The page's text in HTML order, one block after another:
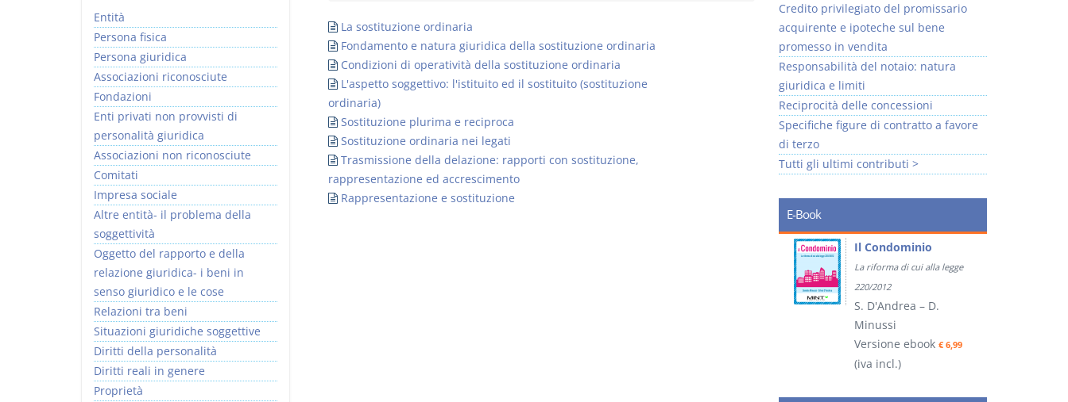
La sostituzione ordinaria
Fondamento e natura giuridica della sostituzione ordinaria
Condizioni di operatività della sostituzione ordinaria
L'aspetto soggettivo: l'istituito ed il sostituito (sostituzione
ordinaria)
Sostituzione plurima e reciproca
Sostituzione ordinaria nei legati
Trasmissione della delazione: rapporti con sostituzione,
rappresentazione ed accrescimento
Rappresentazione e sostituzione
Entità
Persona fisica
Persona giuridica
Associazioni riconosciute
Fondazioni
Enti privati non provvisti di
personalità giuridica
Associazioni non riconosciute
Comitati
Impresa sociale
Altre entità- il problema della
soggettività
Oggetto del rapporto e della
relazione giuridica- i beni in
senso giuridico e le cose
Relazioni tra beni
Situazioni giuridiche soggettive
Diritti della personalità
Diritti reali in genere
Proprietà
Credito privilegiato del promissario
acquirente e ipoteche sul bene
promesso in vendita
Responsabilità del notaio: natura
giuridica e limiti
Reciprocità delle concessioni
Specifiche figure di contratto a favore
di terzo
Tutti gli ultimi contributi >
E-Book
Usufrutto Uso e
Versione ebook€ 4,19
Prescrizione e
decadenza
Versione ebook
(iva incl.)
Il Condominio
La riforma di cui alla legge
220/2012
S. D'Andrea – D.
Minussi
Versione ebook € 6,99
(iva incl.)